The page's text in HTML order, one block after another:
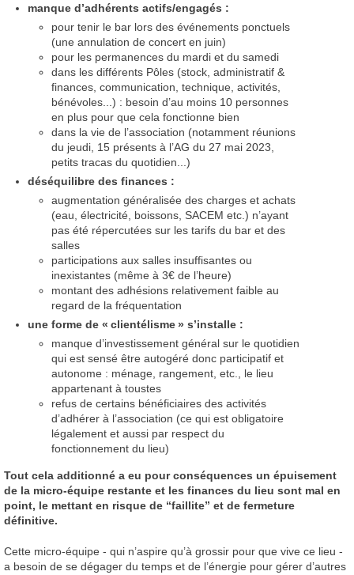
manque d’adhérents actifs/engagés :
pour tenir le bar lors des événements ponctuels
(une annulation de concert en juin)
pour les permanences du mardi et du samedi
dans les différents Pôles (stock, administratif &
finances, communication, technique, activités,
bénévoles...) : besoin d’au moins 10 personnes
en plus pour que cela fonctionne bien
dans la vie de l’association (notamment réunions
du jeudi, 15 présents à l’AG du 27 mai 2023,
petits tracas du quotidien...)
déséquilibre des finances :
augmentation généralisée des charges et achats
(eau, électricité, boissons, SACEM etc.) n’ayant
pas été répercutées sur les tarifs du bar et des
salles
participations aux salles insuffisantes ou
inexistantes (même à 3€ de l’heure)
montant des adhésions relativement faible au
regard de la fréquentation
une forme de « clientélisme» s’installe :
manque d’investissement général sur le quotidien
qui est sensé être autogéré donc participatif et
autonome : ménage, rangement, etc., le lieu
appartenant à toustes
refus de certains bénéficiaires des activités
d’adhérer à l’association (ce qui est obligatoire
légalement et aussi par respect du
fonctionnement du lieu)
Tout cela additionné a eu pour conséquences un épuisement
de la micro-équipe restante et les finances du lieu sont mal en
point, le mettant en risque de “faillite” et de fermeture
définitive.
Cette micro-équipe - qui n’aspire qu’à grossir pour que vive ce lieu -
a besoin de se dégager du temps et de l’énergie pour gérer d’autres